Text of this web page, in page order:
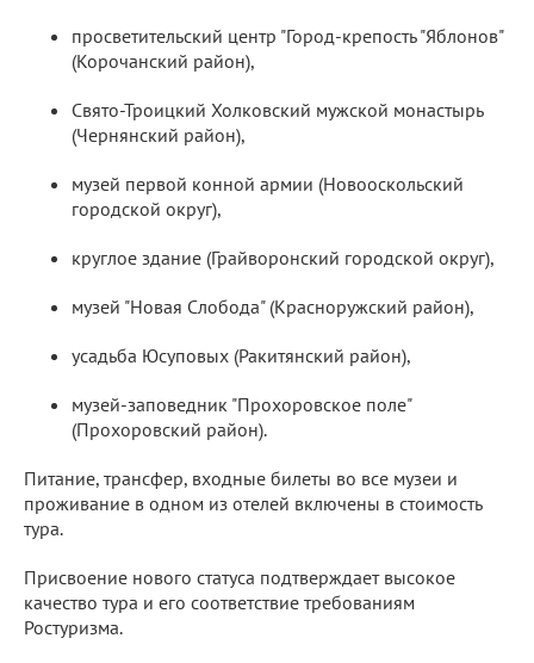
просветительский центр "Город-крепость "Яблонов"
(Корочанский район),
Свято-Троицкий Холковский мужской монастырь
(Чернянский район),
музей первой конной армии (Новооскольский
городской округ),
круглое здание (Грайворонский городской округ),
музей "Новая Слобода" (Красноружский район),
усадьба Юсуповых (Ракитянский район),
музей-заповедник "Прохоровское поле"
(Прохоровский район).
Питание, трансфер, входные билеты во все музеи и
проживание в одном из отелей включены в стоимость
тура.
Присвоение нового статуса подтверждает высокое
качество тура и его соответствие требованиям
Ростуризма.